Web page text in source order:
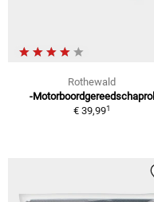
Rothewald
-Motorboordgereedschaprol
€ 39,991